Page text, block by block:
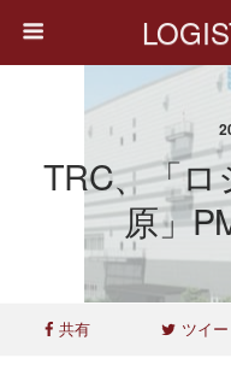
TRC、「
原」
共有 ツイー